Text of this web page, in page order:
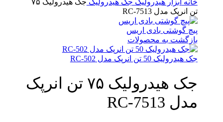
خانه ابزار هیدرولیک جک هیدرولیک
جک هیدرولیک ۷۵
تن انرپک مدل RC-7513
پیچ گوشتی بادی اریس
بازگشت به محصولات
جک هیدرولیک 50 تن انرپک مدل RC-502
جک هیدرولیک ۷۵ تن انرپک
مدل RC-7513